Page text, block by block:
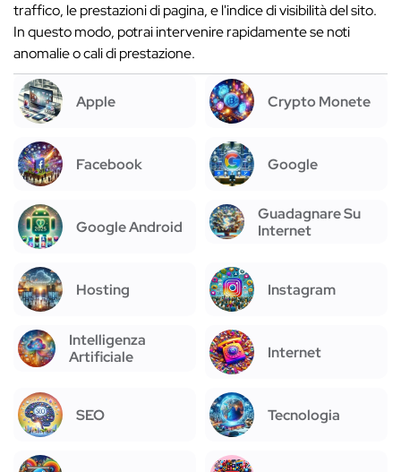
traffico, le prestazioni di pagina, e l'indice di visibilità del sito.
In questo modo, potrai intervenire rapidamente se noti
anomalie o cali di prestazione.
Apple Crypto Monete
Facebook Google
Google Android
Guadagnare Su
Internet
Hosting Instagram
Intelligenza
Artificiale
Internet
SEO Tecnologia